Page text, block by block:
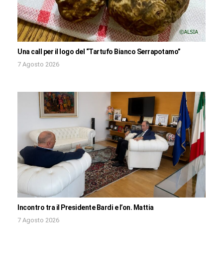
Una call per il logo del “Tartufo Bianco Serrapotamo”
7 Agosto 2026
Incontro tra il Presidente Bardi e l’on. Mattia
7 Agosto 2026